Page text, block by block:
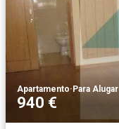
Apartamento·Para Alugar
940 €